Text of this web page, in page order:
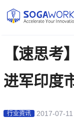
【速思考
进军印度
行业资讯 2017-07-11